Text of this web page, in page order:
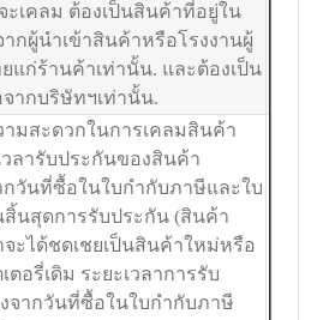
ะเคลม ต้องเป็นสินค้าที่อยู่ใน
ากผู้นำเข้าสินค้าหรือโรงงานผู้
แก่ร้านค้าเท่านั้น. และต้องเป็น
ากบริษัทฯเท่านั้น.
มสะดวกในการเคลมสินค้า
วลารับประกันของสินค้า
กวันที่ซื้อในใบกำกับภาษีและใบ
สิ้นสุดการรับประกัน (สินค้า
จะได้ชดเชยเป็นสินค้าใหม่หรือ
อรี่เดิม ระยะเวลาการรับ
จากวันที่ซื้อในใบกำกับภาษี